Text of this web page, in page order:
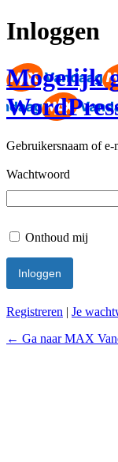
Inloggen
Mogelijk
Gebruikersnaam of e-
Wachtwoord
Onthoud mij
Registreren | Je
← Ga naar MAX